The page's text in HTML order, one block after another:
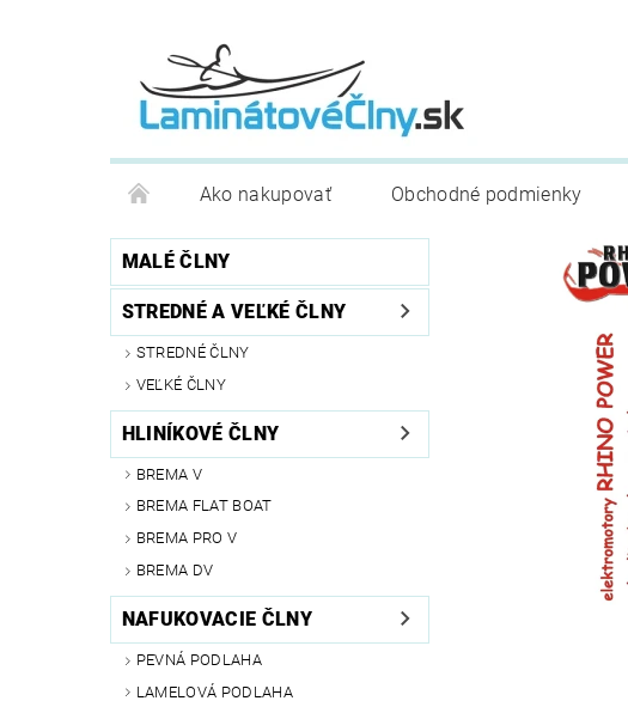
Ako nakupovať Obchodné podmienky
MALÉ ČLNY
STREDNÉ A VEĽKÉ ČLNY
STREDNÉ ČLNY
VEĽKÉ ČLNY
HLINÍKOVÉ ČLNY
BREMA V
BREMA FLAT BOAT
BREMA PRO V
BREMA DV
NAFUKOVACIE ČLNY
PEVNÁ PODLAHA
LAMELOVÁ PODLAHA